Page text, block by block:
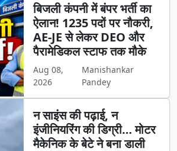
बिजली कंपनी में बंपर भर्ती का
ऐलान! 1235 पदों पर नौकरी,
AE-JE से लेकर DEO और
पैरामेडिकल स्टाफ तक मौके
Aug 08,
2026
Manishankar
Pandey
न साइंस की पढ़ाई, न
इंजीनियरिंग की डिग्री… मोटर
मैकेनिक के बेटे ने बना डाली